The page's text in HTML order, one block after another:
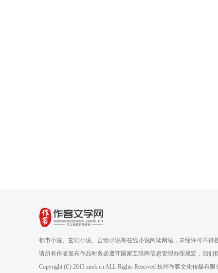
都市小说、玄幻小说、言情小说等在线小说阅读网站，未经许可不得
请所有作者发布作品时务必遵守国家互联网信息管理办理规定，我们
Copyright (C) 2013 zuok.cn ALL Rights Reserved 杭州作客文化传媒有